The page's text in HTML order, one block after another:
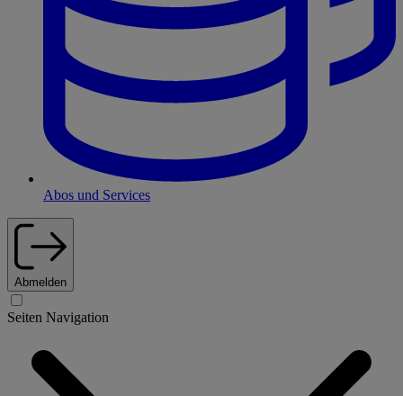
Abos und Services
Abmelden
Seiten Navigation